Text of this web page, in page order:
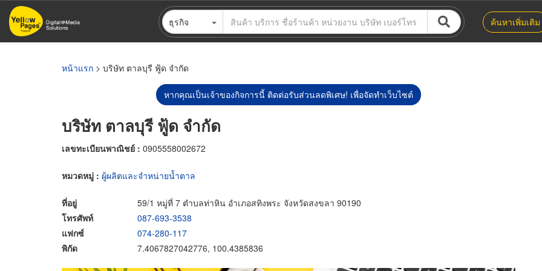
ข้าม
ไป
ธุรกิจ ค้นหาเพิ่มเติม
หน้าแรก > บริษัท ตาลบุรี ฟู้ด จำกัด
หากคุณเป็นเจ้าของกิจการนี้ ติดต่อรับส่วนลดพิเศษ! เพื่อจัดทำเว็บไซต์
บริษัท ตาลบุรี ฟู้ด จำกัด
เลขทะเบียนพาณิชย์ : 0905558002672
หมวดหมู่ : ผู้ผลิตและจำหน่ายน้ำตาล
ที่อยู่
59/1 หมู่ที่ 7 ตำบลท่าหิน อำเภอสทิงพระ จังหวัดสงขลา 90190
โทรศัพท์
087-693-3538
แฟกซ์
074-280-117
พิกัด
7.4067827042776, 100.4385836